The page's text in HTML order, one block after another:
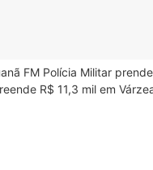
FM Polícia Militar
R$ 11,3 mil em